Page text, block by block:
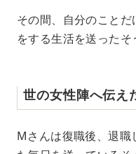
その間、自分のこと
をする生活を送ったそ
世の女性陣へ伝え
Mさんは復職後、退職